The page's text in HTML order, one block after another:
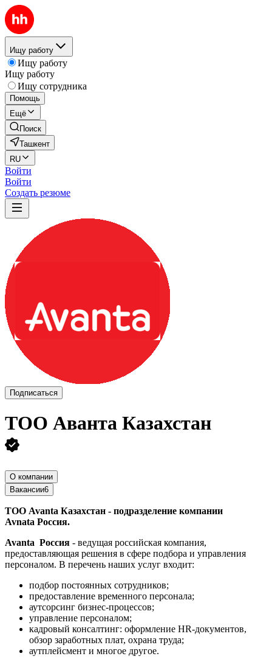
Ищу работу
Ищу работу
Ищу работу
Ищу сотрудника
Помощь
Ещё
Поиск
Ташкент
RU
Войти
Войти
Создать резюме
Подписаться
ТОО Аванта Казахстан
О компании
Вакансии6
ТОО Avanta Казахстан - подразделение компании
Avnata Россия.
Avanta Россия - ведущая российская компания,
предоставляющая решения в сфере подбора и управления
персоналом. В перечень наших услуг входит:
подбор постоянных сотрудников;
предоставление временного персонала;
аутсорсинг бизнес-процессов;
управление персоналом;
кадровый консалтинг: оформление HR-документов,
обзор заработных плат, охрана труда;
аутплейсмент и многое другое.